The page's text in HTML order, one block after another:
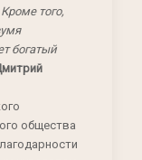
того,
богатый
общества